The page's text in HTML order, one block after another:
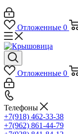
Отложенные 0
Отложенные 0
Телефоны
+7(918) 462-33-38
+7(962) 861-44-79